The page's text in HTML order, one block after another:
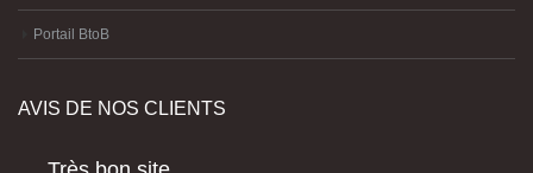
Portail BtoB
AVIS DE NOS CLIENTS